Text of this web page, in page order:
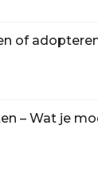
of
– Wat je